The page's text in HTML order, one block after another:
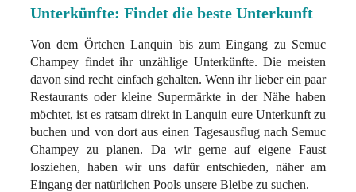
Unterkünfte: Findet die beste Unterkunft
Von dem Örtchen Lanquin bis zum Eingang zu Semuc
Champey findet ihr unzählige Unterkünfte. Die meisten
davon sind recht einfach gehalten. Wenn ihr lieber ein paar
Restaurants oder kleine Supermärkte in der Nähe haben
möchtet, ist es ratsam direkt in Lanquin eure Unterkunft zu
buchen und von dort aus einen Tagesausflug nach Semuc
Champey zu planen. Da wir gerne auf eigene Faust
losziehen, haben wir uns dafür entschieden, näher am
Eingang der natürlichen Pools unsere Bleibe zu suchen.